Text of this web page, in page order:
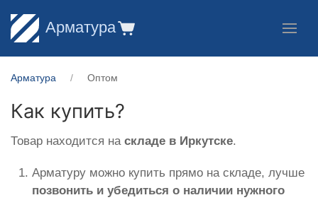
Арматура
Арматура Оптом
Как купить?
Товар находится на складе в Иркутске.
Арматуру можно купить прямо на складе, лучше
позвонить и убедиться о наличии нужного